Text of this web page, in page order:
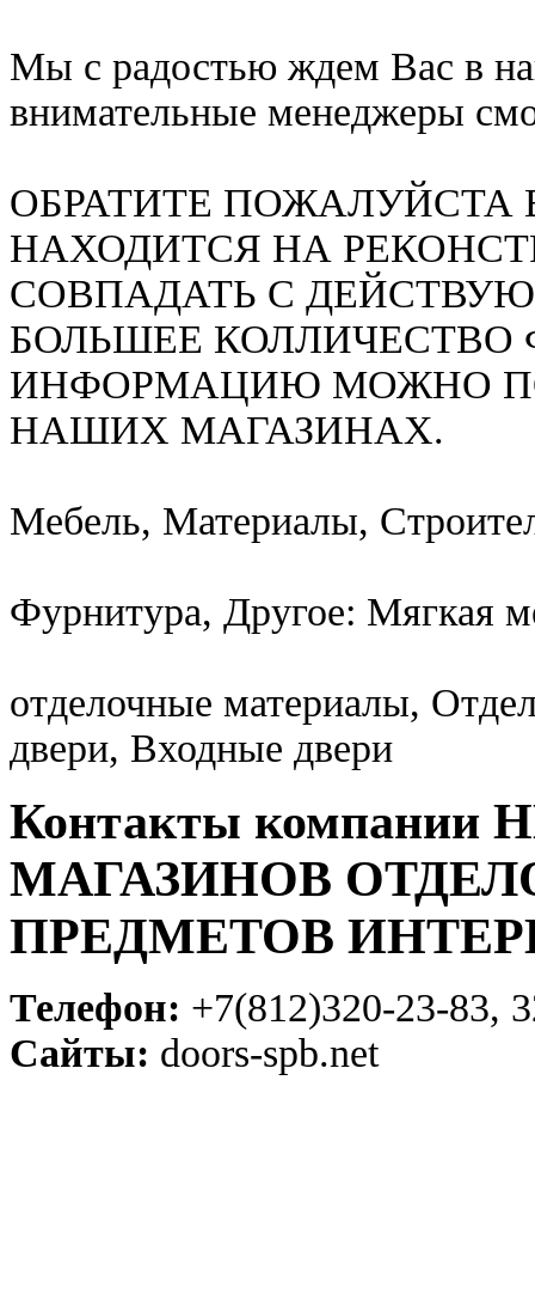
Мы с радостью ждем Вас в
внимательные менеджеры
ОБРАТИТЕ
НАХОДИТСЯ НА
СОВПАДАТЬ С
БОЛЬШЕЕ КОЛЛИЧЕСТВО
ИНФОРМАЦИЮ МОЖНО
НАШИХ МАГАЗИНАХ.
Мебель, Материалы,
Фурнитура, Другое: Мягкая
отделочные материалы,
двери, Входные двери
Контакты
МАГАЗИНОВ
ПРЕДМЕТОВ
Телефон: +7(812)320-23-83,
Сайты: doors-spb.net